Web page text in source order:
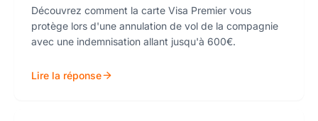
Découvrez comment la carte Visa Premier vous
protège lors d'une annulation de vol de la compagnie
avec une indemnisation allant jusqu'à 600€.
Lire la réponse